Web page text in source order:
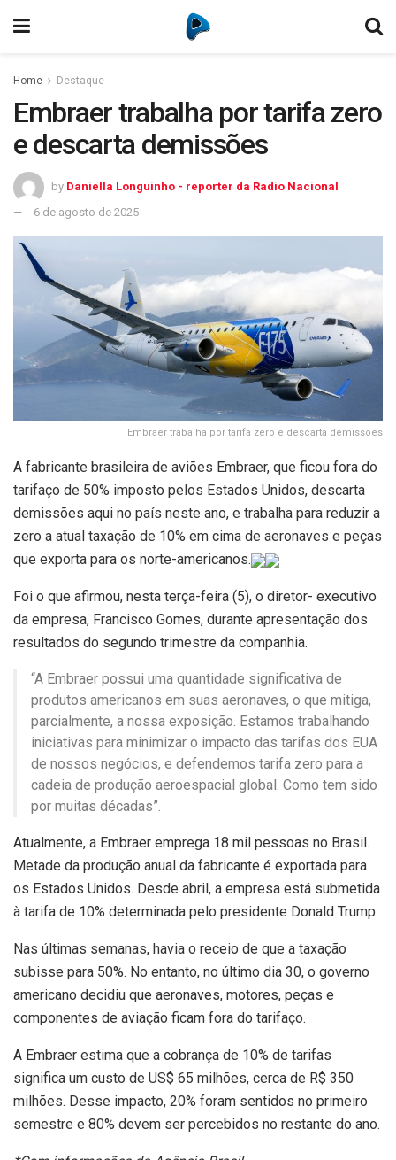
Home Destaque
Embraer trabalha por tarifa zero
e descarta demissões
by Daniella Longuinho - reporter da Radio Nacional
6 de agosto de 2025
Embraer trabalha por tarifa zero e descarta demissões
A fabricante brasileira de aviões Embraer, que ficou fora do
tarifaço de 50% imposto pelos Estados Unidos, descarta
demissões aqui no país neste ano, e trabalha para reduzir a
zero a atual taxação de 10% em cima de aeronaves e peças
que exporta para os norte-americanos.
Foi o que afirmou, nesta terça-feira (5), o diretor- executivo
da empresa, Francisco Gomes, durante apresentação dos
resultados do segundo trimestre da companhia.
“A Embraer possui uma quantidade significativa de
produtos americanos em suas aeronaves, o que mitiga,
parcialmente, a nossa exposição. Estamos trabalhando
iniciativas para minimizar o impacto das tarifas dos EUA
de nossos negócios, e defendemos tarifa zero para a
cadeia de produção aeroespacial global. Como tem sido
por muitas décadas”.
Atualmente, a Embraer emprega 18 mil pessoas no Brasil.
Metade da produção anual da fabricante é exportada para
os Estados Unidos. Desde abril, a empresa está submetida
à tarifa de 10% determinada pelo presidente Donald Trump.
Nas últimas semanas, havia o receio de que a taxação
subisse para 50%. No entanto, no último dia 30, o governo
americano decidiu que aeronaves, motores, peças e
componentes de aviação ficam fora do tarifaço.
A Embraer estima que a cobrança de 10% de tarifas
significa um custo de US$ 65 milhões, cerca de R$ 350
milhões. Desse impacto, 20% foram sentidos no primeiro
semestre e 80% devem ser percebidos no restante do ano.